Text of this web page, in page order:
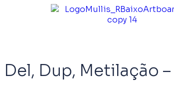
Del, Dup, Metilação